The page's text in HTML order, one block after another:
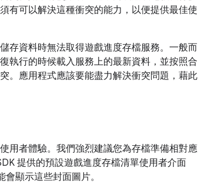
有可以解決這種衝突的能力，以便提供最佳使
存資料時無法取得遊戲進度存檔服務。一般而
執行的時候載入服務上的最新資料，並按照合
。應用程式應該要能盡力解決衝突問題，藉此
用者體驗。我們強烈建議您為存檔準備相對應
提供的預設遊戲進度存檔清單使用者介面
會顯示這些封面圖片。